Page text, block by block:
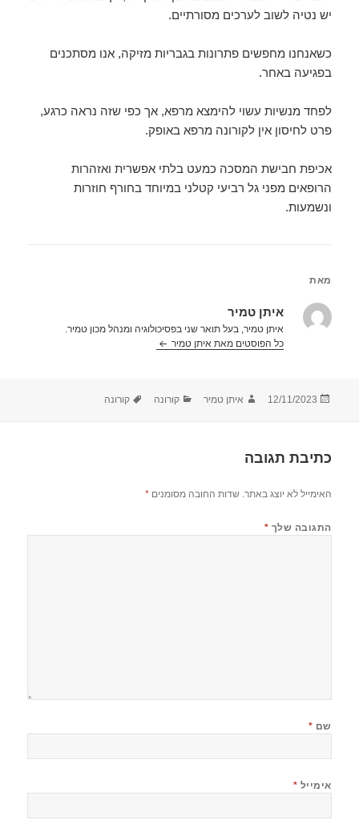
יש נטיה לשוב לערכים מסורתיים.
כשאנחנו מחפשים פתרונות בגבריות מזיקה, אנו מסתכנים
בפגיעה באחר.
לפחד מנשיות עשוי להימצא מרפא, אך כפי שזה נראה כרגע,
פרט לחיסון אין לקורונה מרפא באופק.
אכיפת חבישת המסכה כמעט בלתי אפשרית ואזהרות
הרופאים מפני גל רביעי קטלני במיוחד בחורף חוזרות
ונשמעות.
מאת
איתן טמיר
איתן טמיר, בעל תואר שני בפסיכולוגיה ומנהל מכון טמיר.
כל הפוסטים מאת איתן טמיר‏
פורסם
12/11/2023 מחבר
איתן טמיר קטגוריות
קורונה תגיות
קורונה
כתיבת תגובה
האימייל לא יוצג באתר. שדות החובה מסומנים*
התגובה שלך *
שם *
אימייל *